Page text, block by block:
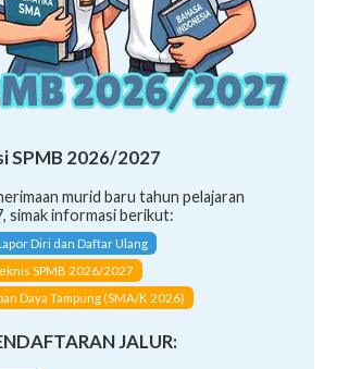
SPMB 2026/2027
murid baru tahun pelajaran
simak informasi berikut:
Diri dan Daftar Ulang
SPMB 2026/2027
Daya Tampung (SMA/K 2026)
JALUR: